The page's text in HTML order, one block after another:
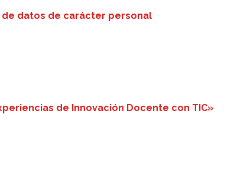
datos de carácter personal
de Innovación Docente con TIC»